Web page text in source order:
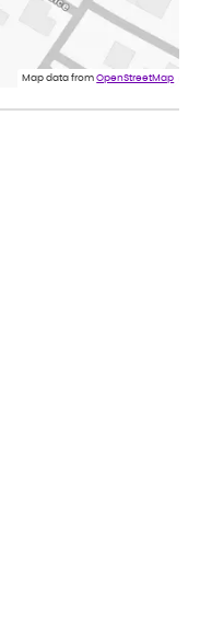
Map data fromOpenStreetMap